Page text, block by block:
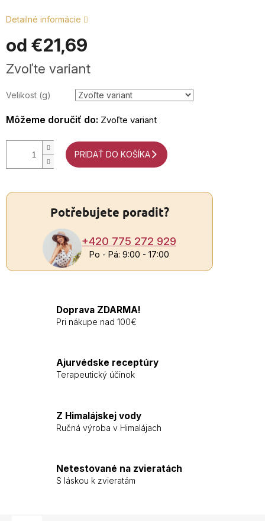
Detailné informácie
od €21,69
Jednotková
cena:
Zvoľte variant
Velikost (g)
Môžeme doručiť do: Zvoľte variant
PRIDAŤ DO KOŠÍKA
Potřebujete poradit?
+420 775 272 929
Po - Pá: 9:00 - 17:00
Doprava ZDARMA!
Pri nákupe nad 100€
Ajurvédske receptúry
Terapeutický účinok
Z Himalájskej vody
Ručná výroba v Himalájach
Netestované na zvieratách
S láskou k zvieratám